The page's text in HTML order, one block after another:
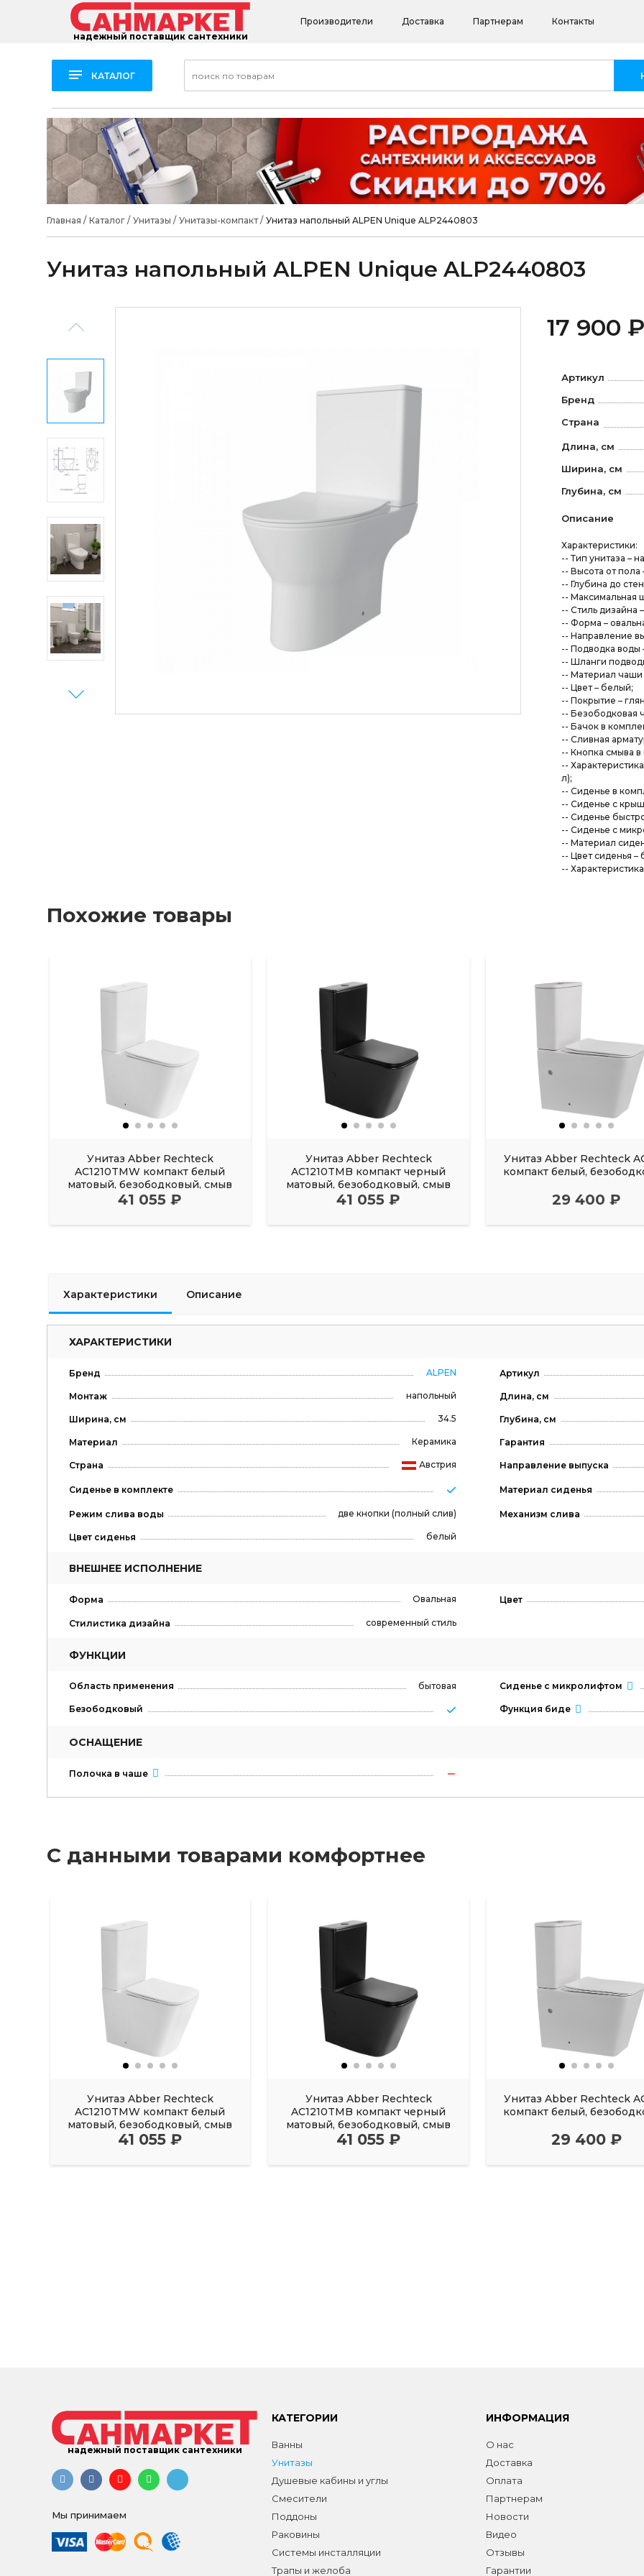
надежный поставщик сантехники
Производители Доставка Партнерам Контакты
КАТАЛОГ
Главная / Каталог/ Унитазы / Унитазы-компакт/ Унитаз напольный ALPEN Unique ALP2440803
Унитаз напольный ALPEN Unique ALP2440803
Previous
Next
17 900 ₽
Артикул
Бренд
Страна
Длина, см
Ширина, см
Глубина, см
Описание
Характеристики:
-- Тип унитаза –
-- Высота от пола
-- Глубина до
-- Максимальная
-- Стиль дизайна
-- Форма –
-- Направление
-- Подводка воды
-- Шланги
-- Материал
-- Цвет – белый;
-- Покрытие –
-- Безободковая
-- Бачок в
-- Сливная
-- Кнопка смыва в
--
л);
-- Сиденье в
-- Сиденье с
-- Сиденье
-- Сиденье с
-- Материал
-- Цвет сиденья –
--
Похожие товары
Унитаз Abber Rechteck
AC1210TMW компакт белый
матовый, безободковый, смыв
торнадо
41 055 ₽
Унитаз Abber Rechteck
AC1210TMB компакт черный
матовый, безободковый, смыв
торнадо
41 055 ₽
Унитаз Abber Rechteck
компакт белый,
29 400 ₽
Характеристики Описание
ХАРАКТЕРИСТИКИ
Бренд ALPEN Артикул
Монтаж напольный Длина, см
Ширина, см 34.5 Глубина, см
Материал Керамика Гарантия
Страна Австрия Направление выпуска
Сиденье в комплекте Материал сиденья
Режим слива воды две кнопки (полный слив) Механизм слива
Цвет сиденья белый
ВНЕШНЕЕ ИСПОЛНЕНИЕ
Форма Овальная Цвет
Стилистика дизайна современный стиль
ФУНКЦИИ
Область применения бытовая Сиденье с микролифтом
Безободковый Функция биде
ОСНАЩЕНИЕ
Полочка в чаше
С данными товарами комфортнее
Унитаз Abber Rechteck
AC1210TMW компакт белый
матовый, безободковый, смыв
торнадо
41 055 ₽
Унитаз Abber Rechteck
AC1210TMB компакт черный
матовый, безободковый, смыв
торнадо
41 055 ₽
Унитаз Abber Rechteck
компакт белый,
29 400 ₽
надежный поставщик сантехники
Мы принимаем
КАТЕГОРИИ
Ванны
Унитазы
Душевые кабины и углы
Смесители
Поддоны
Раковины
Системы инсталляции
Трапы и желоба
ИНФОРМАЦИЯ
О нас
Доставка
Оплата
Партнерам
Новости
Видео
Отзывы
Гарантии